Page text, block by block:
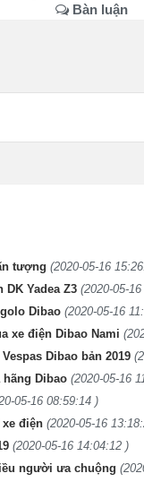
Bàn luận
tượng (2020-05-16
Yadea Z3 (2020-05-
Dibao (2020-05-16
xe điện Dibao Nami
Dibao bản 2019
Dibao (2020-05-16
05-16 08:59:14 )
điện (2020-05-16
(2020-05-16 14:04:12 )
người ưa chuộng